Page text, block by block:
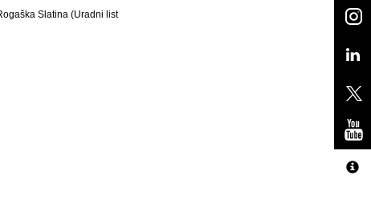
Slatina (Uradni list